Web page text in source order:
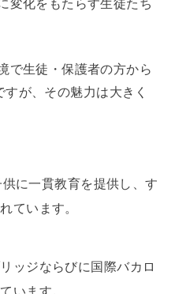
変化をもたらす生徒たち
で生徒・保護者の方から
が、その魅力は大きく
に一貫教育を提供し、す
ています。
ッジならびに国際バカロ
います。